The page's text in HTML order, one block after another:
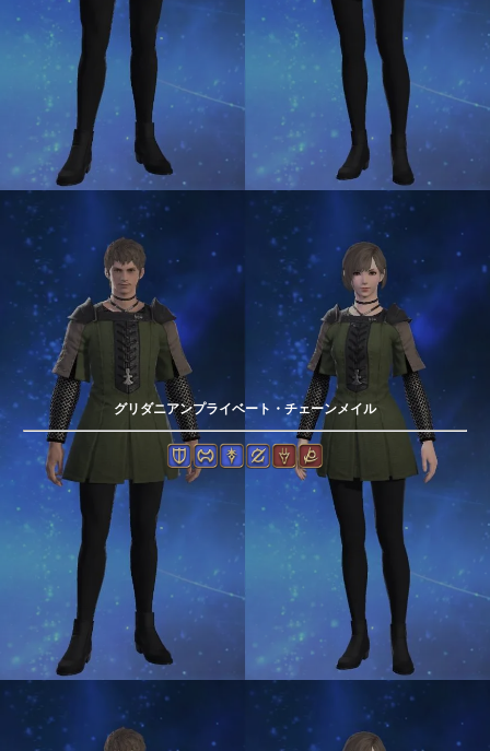
グリダニアンプライベート・チェーンメイル